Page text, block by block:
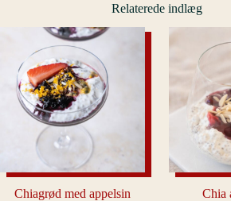
Relaterede indlæg
Chiagrød med appelsin Chia